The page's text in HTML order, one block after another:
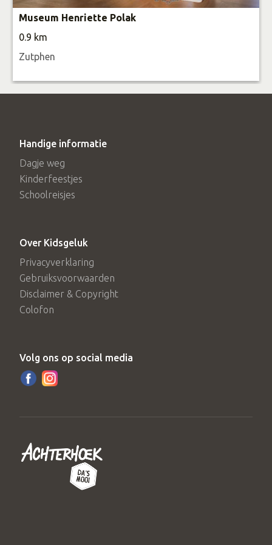
Museum Henriette Polak
0.9 km
Zutphen
Handige informatie
Dagje weg
Kinderfeestjes
Schoolreisjes
Over Kidsgeluk
Privacyverklaring
Gebruiksvoorwaarden
Disclaimer & Copyright
Colofon
Volg ons op social media